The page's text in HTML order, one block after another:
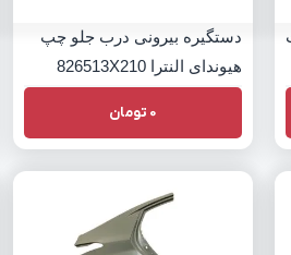
دستگیره بیرونی درب جلو چپ
هیوندای النترا 826513X210
0 تومان